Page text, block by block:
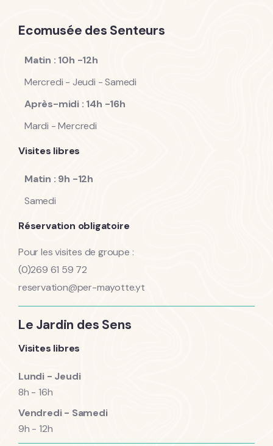
Ecomusée des Senteurs
Matin : 10h -12h
Mercredi - Jeudi - Samedi
Après-midi : 14h -16h
Mardi - Mercredi
Visites libres
Matin : 9h -12h
Samedi
Réservation obligatoire
Pour les visites de groupe :
(0)269 61 59 72
reservation@per-mayotte.yt
Le Jardin des Sens
Visites libres
Lundi - Jeudi
8h - 16h
Vendredi - Samedi
9h - 12h